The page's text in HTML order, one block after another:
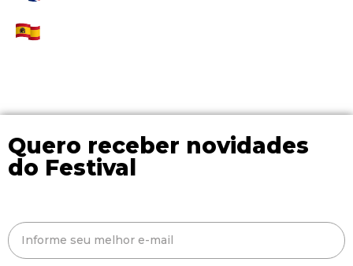
Quero receber novidades
do Festival